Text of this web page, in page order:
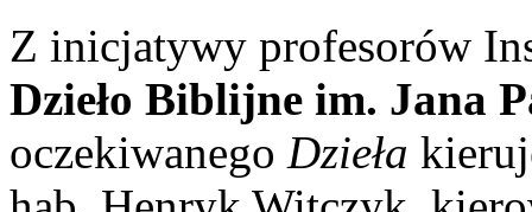
Z inicjatywy profesorów
Dzieło Biblijne im. Jana
oczekiwanego Dzieła